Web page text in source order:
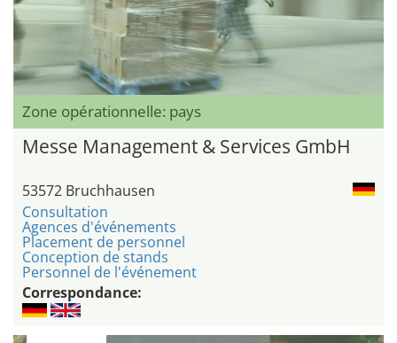
Zone opérationnelle: pays
Messe Management & Services GmbH
53572 Bruchhausen
Consultation
Agences d'événements
Placement de personnel
Conception de stands
Personnel de l'événement
Correspondance: